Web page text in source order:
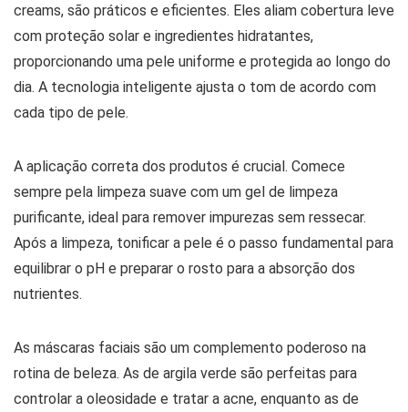
creams, são práticos e eficientes. Eles aliam cobertura leve
com proteção solar e ingredientes hidratantes,
proporcionando uma pele uniforme e protegida ao longo do
dia. A tecnologia inteligente ajusta o tom de acordo com
cada tipo de pele.
A aplicação correta dos produtos é crucial. Comece
sempre pela limpeza suave com um gel de limpeza
purificante, ideal para remover impurezas sem ressecar.
Após a limpeza, tonificar a pele é o passo fundamental para
equilibrar o pH e preparar o rosto para a absorção dos
nutrientes.
As máscaras faciais são um complemento poderoso na
rotina de beleza. As de argila verde são perfeitas para
controlar a oleosidade e tratar a acne, enquanto as de